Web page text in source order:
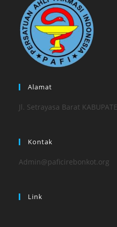
Alamat
Jl. Setrayasa Barat
Kontak
Admin@paficirebonkot.org
Link